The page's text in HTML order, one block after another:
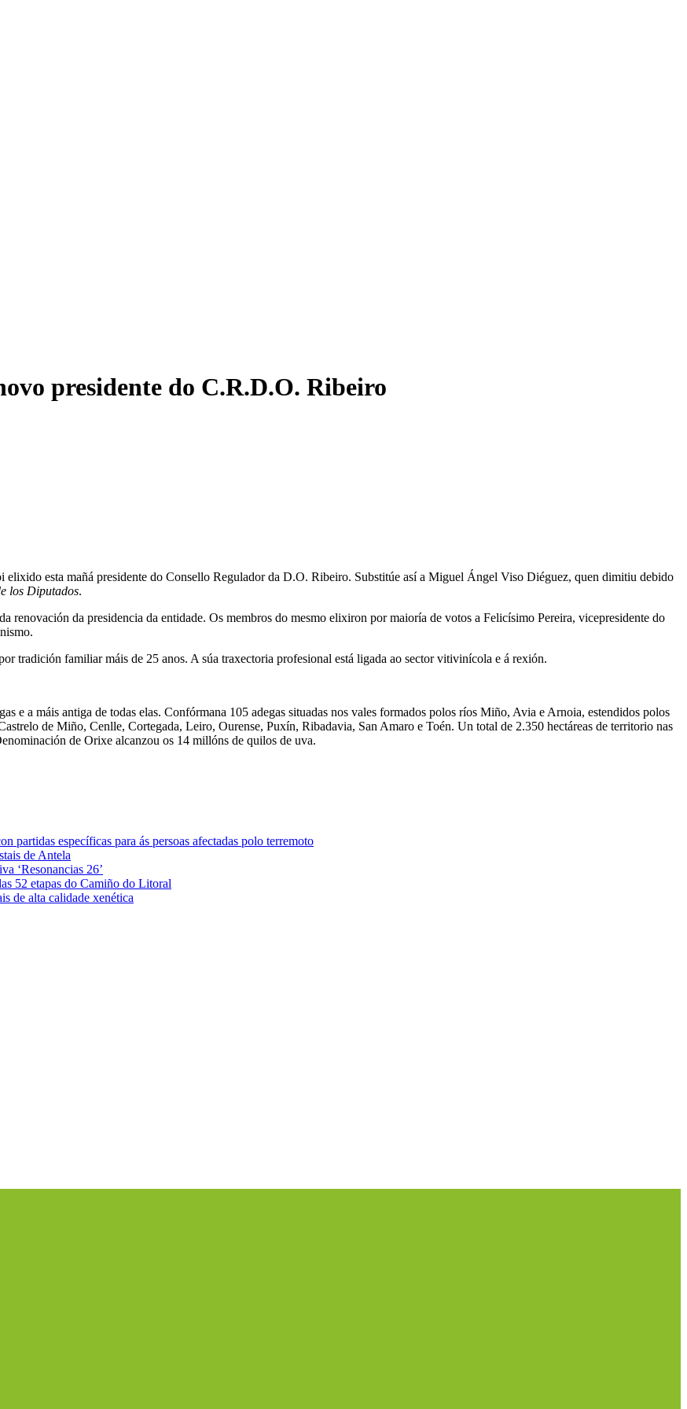
presidente do C.R.D.O. Ribeiro
elixido esta mañá presidente do Consello Regulador da D.O. Ribeiro. Substitúe así a Miguel Ángel Viso Diéguez, quen dimitiu debido
los Diputados.
da presidencia da entidade. Os membros do mesmo elixiron por maioría de votos a Felicísimo Pereira, vicepresidente do
tradición familiar máis de 25 anos. A súa traxectoria profesional está ligada ao sector vitivinícola e á rexión.
e a máis antiga de todas elas. Confórmana 105 adegas situadas nos vales formados polos ríos Miño, Avia e Arnoia, estendidos polos
de Miño, Cenlle, Cortegada, Leiro, Ourense, Puxín, Ribadavia, San Amaro e Toén. Un total de 2.350 hectáreas de territorio nas
de Orixe alcanzou os 14 millóns de quilos de uva.
partidas específicas para ás persoas afectadas polo terremoto
de Antela
‘Resonancias 26’
52 etapas do Camiño do Litoral
de alta calidade xenética